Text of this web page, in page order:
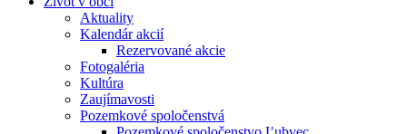
Aktuality
Kalendár akcií
Rezervované akcie
Fotogaléria
Kultúra
Zaujímavosti
Pozemkové spoločenstvá